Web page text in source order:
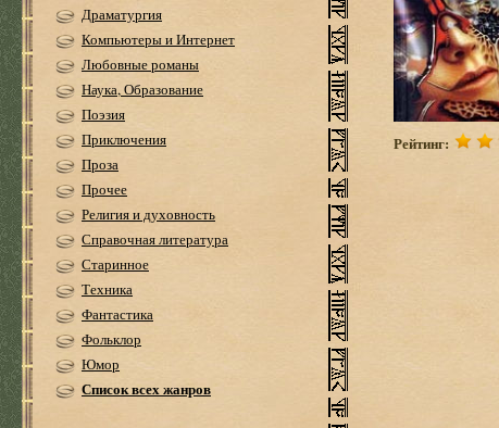
Драматургия
Компьютеры и Интернет
Любовные романы
Наука, Образование
Поэзия
Приключения
Проза
Прочее
Религия и духовность
Справочная литература
Старинное
Техника
Фантастика
Фольклор
Юмор
Список всех жанров
Рейтинг: